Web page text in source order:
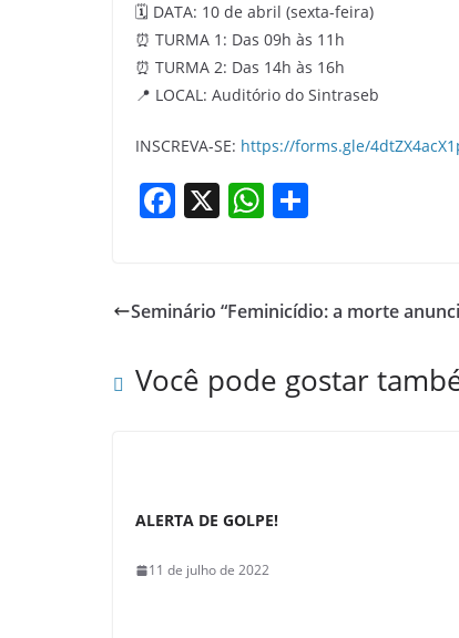
🗓️ DATA: 10 de abril (sexta-feira)
⏰ TURMA 1: Das 09h às 11h
⏰ TURMA 2: Das 14h às 16h
📍 LOCAL: Auditório do Sintraseb
INSCREVA-SE: https://forms.gle/
F
e
o
X W
s
p
e
Seminário “Feminicídio: a morte
Você pode gostar
ALERTA DE GOLPE!
11 de julho de 2022